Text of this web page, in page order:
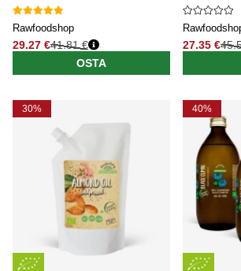
Rawfoodshop
29.27 €
Normaali hinta
41.81 €
OSTA
27.35 €
Normaali
30% 40%